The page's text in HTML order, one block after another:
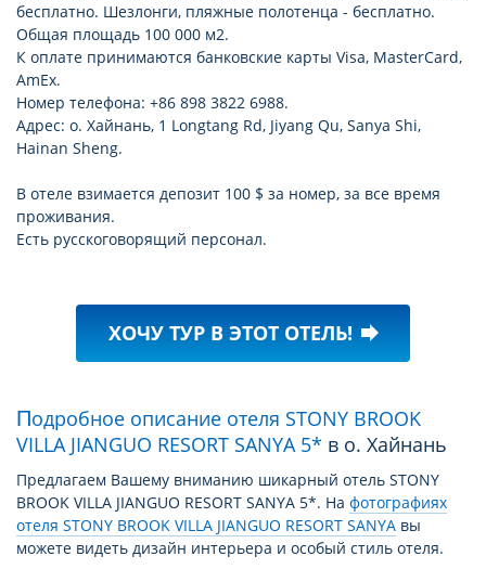
бесплатно. Шезлонги, пляжные полотенца - бесплатно.
Общая площадь 100 000 м2.
К оплате принимаются банковские карты Visa, MasterCard,
AmEx.
Номер телефона: +86 898 3822 6988.
Адрес: о. Хайнань, 1 Longtang Rd, Jiyang Qu, Sanya Shi,
Hainan Sheng.
В отеле взимается депозит 100 $ за номер, за все время
проживания.
Есть русскоговорящий персонал.
ХОЧУ ТУР В ЭТОТ ОТЕЛЬ! forward
Подробное описание отеля STONY BROOK
VILLA JIANGUO RESORT SANYA 5* в о. Хайнань
Предлагаем Вашему вниманию шикарный отель STONY
BROOK VILLA JIANGUO RESORT SANYA 5*. На фотографиях
отеля STONY BROOK VILLA JIANGUO RESORT SANYA вы
можете видеть дизайн интерьера и особый стиль отеля.